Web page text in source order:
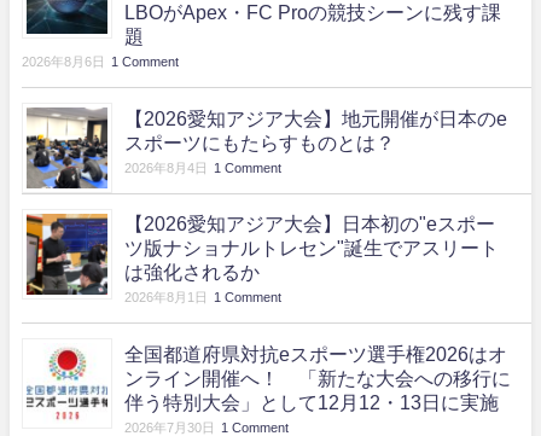
LBOがApex・FC Proの競技シーンに残す課
題
2026年8月6日 1 Comment
【2026愛知アジア大会】地元開催が日本のe
スポーツにもたらすものとは？
2026年8月4日 1 Comment
【2026愛知アジア大会】日本初の"eスポー
ツ版ナショナルトレセン"誕生でアスリート
は強化されるか
2026年8月1日 1 Comment
全国都道府県対抗eスポーツ選手権2026はオ
ンライン開催へ！ 「新たな大会への移行に
伴う特別大会」として12月12・13日に実施
2026年7月30日 1 Comment